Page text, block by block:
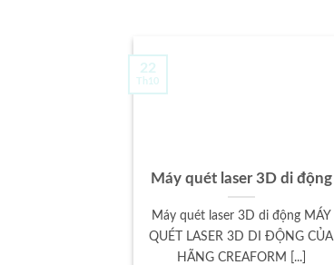
Máy quét laser 3D di động
Máy quét laser 3D di động MÁY
QUÉT LASER 3D DI ĐỘNG CỦA
HÃNG CREA­FORM [...]
22
Th10